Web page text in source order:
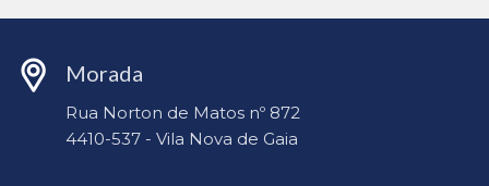
Morada
Rua Norton de Matos nº 872
4410-537 - Vila Nova de Gaia